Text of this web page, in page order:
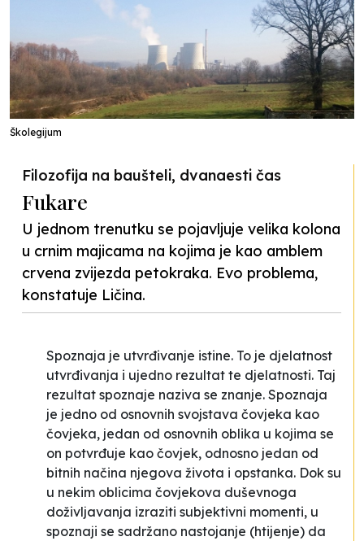
Školegijum
Filozofija na baušteli, dvanaesti čas
Fukare
U jednom trenutku se pojavljuje velika kolona
u crnim majicama na kojima je kao amblem
crvena zvijezda petokraka. Evo problema,
konstatuje Ličina.
Spoznaja je utvrđivanje istine. To je djelatnost
utvrđivanja i ujedno rezultat te djelatnosti. Taj
rezultat spoznaje naziva se znanje. Spoznaja
je jedno od osnovnih svojstava čovjeka kao
čovjeka, jedan od osnovnih oblika u kojima se
on potvrđuje kao čovjek, odnosno jedan od
bitnih načina njegova života i opstanka. Dok su
u nekim oblicima čovjekova duševnoga
doživljavanja izraziti subjektivni momenti, u
spoznaji se sadržano nastojanje (htijenje) da